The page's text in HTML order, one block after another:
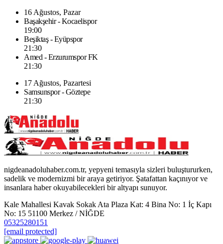
16 Ağustos, Pazar
Başakşehir - Kocaelispor
19:00
Beşiktaş - Eyüpspor
21:30
Amed - Erzurumspor FK
21:30
17 Ağustos, Pazartesi
Samsunspor - Göztepe
21:30
nigdeanadoluhaber.com.tr, yepyeni temasıyla sizleri buluştururken,
sadelik ve modernizmi bir araya getiriyor. Şatafattan kaçınıyor ve
insanlara haber okuyabilecekleri bir altyapı sunuyor.
Kale Mahallesi Kavak Sokak Ata Plaza Kat: 4 Bina No: 1 İç Kapı
No: 15 51100 Merkez / NİĞDE
05325280151
[email protected]